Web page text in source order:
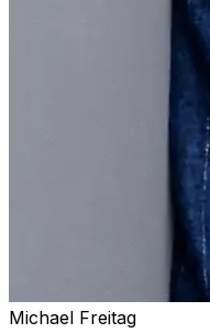
Michael Freitag